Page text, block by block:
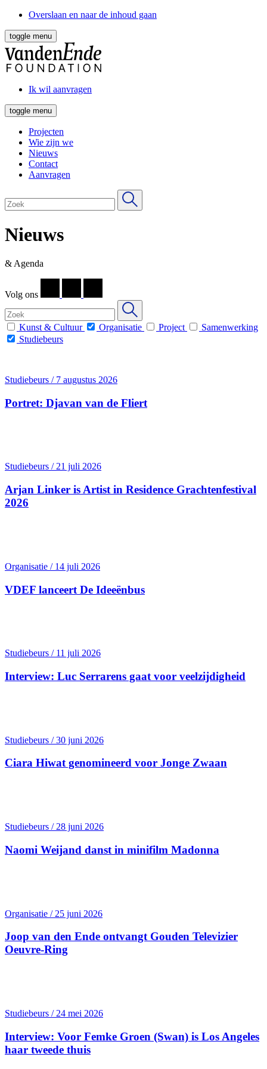
Overslaan en naar de inhoud gaan
toggle menu
Ik wil aanvragen
toggle menu
Projecten
Wie zijn we
Nieuws
Contact
Aanvragen
Nieuws
& Agenda
Volg ons
Kunst & Cultuur Organisatie Project
Samenwerking
Studiebeurs
Studiebeurs / 7 augustus 2026
Portret: Djavan van de Fliert
Studiebeurs / 21 juli 2026
Arjan Linker is Artist in Residence Grachten­festival
2026
Organisatie / 14 juli 2026
VDEF lanceert De Ideeënbus
Studiebeurs / 11 juli 2026
Interview: Luc Serrarens gaat voor veelzijdigheid
Studiebeurs / 30 juni 2026
Ciara Hiwat genomineerd voor Jonge Zwaan
Studiebeurs / 28 juni 2026
Naomi Weijand danst in minifilm Madonna
Organisatie / 25 juni 2026
Joop van den Ende ontvangt Gouden Televizier
Oeuvre-Ring
Studiebeurs / 24 mei 2026
Interview: Voor Femke Groen (Swan) is Los Angeles
haar tweede thuis